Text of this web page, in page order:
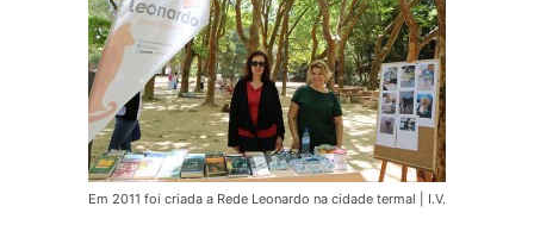
Em 2011 foi criada a Rede Leonardo na cidade termal | I.V.